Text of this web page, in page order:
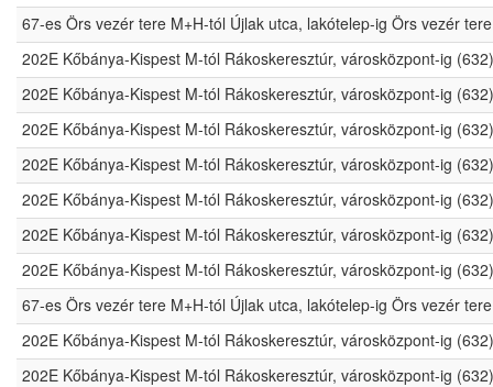
67-es Örs vezér tere M+H-tól Újlak utca, lakótelep-ig Örs vezér
202E Kőbánya-Kispest M-tól Rákoskeresztúr, városközpont-ig (632)
202E Kőbánya-Kispest M-tól Rákoskeresztúr, városközpont-ig (632)
202E Kőbánya-Kispest M-tól Rákoskeresztúr, városközpont-ig (632)
202E Kőbánya-Kispest M-tól Rákoskeresztúr, városközpont-ig (632)
202E Kőbánya-Kispest M-tól Rákoskeresztúr, városközpont-ig (632)
202E Kőbánya-Kispest M-tól Rákoskeresztúr, városközpont-ig (632)
202E Kőbánya-Kispest M-tól Rákoskeresztúr, városközpont-ig (632)
67-es Örs vezér tere M+H-tól Újlak utca, lakótelep-ig Örs vezér
202E Kőbánya-Kispest M-tól Rákoskeresztúr, városközpont-ig (632)
202E Kőbánya-Kispest M-tól Rákoskeresztúr, városközpont-ig (632)